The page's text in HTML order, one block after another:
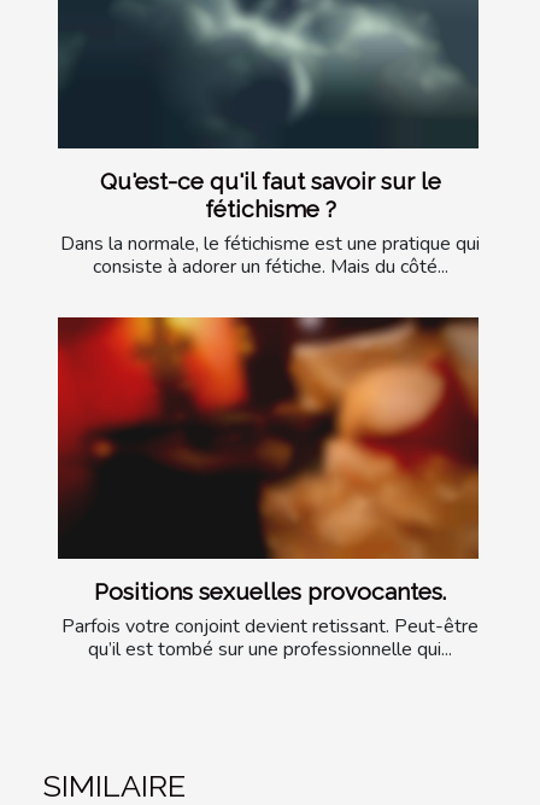
Qu'est-ce qu'il faut savoir sur le
fétichisme ?
Dans la normale, le fétichisme est une pratique qui
consiste à adorer un fétiche. Mais du côté...
Positions sexuelles provocantes.
Parfois votre conjoint devient retissant. Peut-être
qu’il est tombé sur une professionnelle qui...
SIMILAIRE